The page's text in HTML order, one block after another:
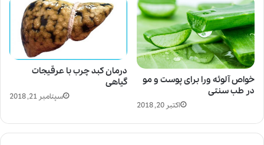
درمان کبد چرب با عرقیجات
گیاهی
سپتامبر 21, 2018
خواص آلوئه ورا برای پوست و مو
در طب سنتی
اکتبر 20, 2018